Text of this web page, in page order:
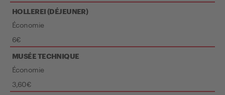
HOLLEREI (DÉJEUNER)
Économie
6€
MUSÉE TECHNIQUE
Économie
3,60€